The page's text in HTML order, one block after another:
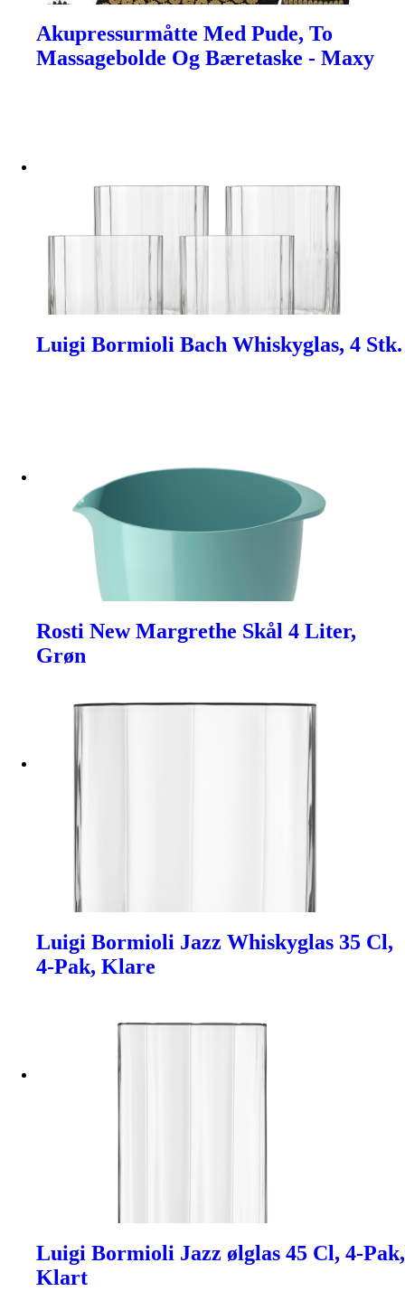
Akupressurmåtte Med Pude, To
Massagebolde Og Bæretaske - Maxy
Luigi Bormioli Bach Whiskyglas, 4 Stk.
Rosti New Margrethe Skål 4 Liter,
Grøn
Luigi Bormioli Jazz Whiskyglas 35 Cl,
4-Pak, Klare
Luigi Bormioli Jazz ølglas 45 Cl, 4-Pak,
Klart